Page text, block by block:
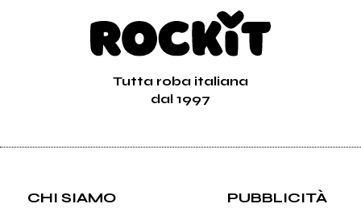
Tutta roba italiana
dal 1997
CHI SIAMO PUBBLICITÀ